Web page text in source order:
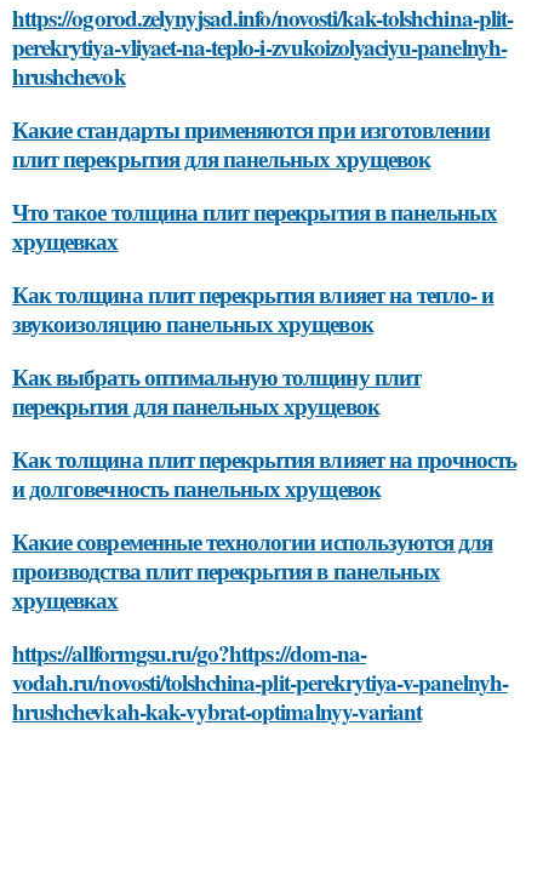
https://ogorod.zelynyjsad.info/novosti/kak-tolshchina-plit-
perekrytiya-vliyaet-na-teplo-i-zvukoizolyaciyu-panelnyh-
hrushchevok
Какие стандарты применяются при изготовлении
плит перекрытия для панельных хрущевок
Что такое толщина плит перекрытия в панельных
хрущевках
Как толщина плит перекрытия влияет на тепло- и
звукоизоляцию панельных хрущевок
Как выбрать оптимальную толщину плит
перекрытия для панельных хрущевок
Как толщина плит перекрытия влияет на прочность
и долговечность панельных хрущевок
Какие современные технологии используются для
производства плит перекрытия в панельных
хрущевках
https://allformgsu.ru/go?https://dom-na-
vodah.ru/novosti/tolshchina-plit-perekrytiya-v-panelnyh-
hrushchevkah-kak-vybrat-optimalnyy-variant